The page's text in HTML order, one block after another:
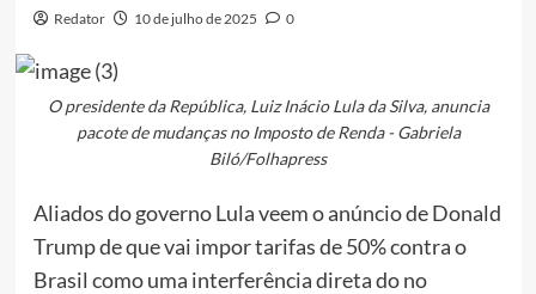
Redator 10 de julho de 2025 0
O presidente da República, Luiz Inácio Lula da Silva, anuncia
pacote de mudanças no Imposto de Renda - Gabriela
Biló/Folhapress
Aliados do governo Lula veem o anúncio de Donald
Trump de que vai impor tarifas de 50% contra o
Brasil como uma interferência direta do no